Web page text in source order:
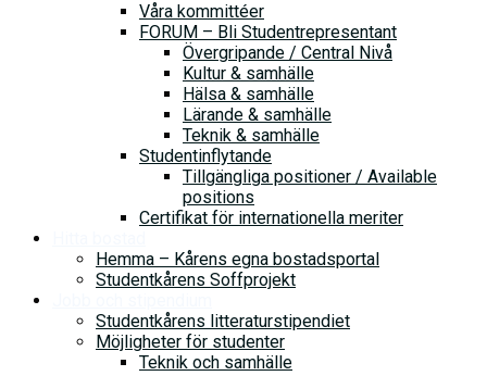
Våra kommittéer
FORUM – Bli Studentrepresentant
Övergripande / Central Nivå
Kultur & samhälle
Hälsa & samhälle
Lärande & samhälle
Teknik & samhälle
Studentinflytande
Tillgängliga positioner / Available
positions
Certifikat för internationella meriter
Hemma – Kårens egna bostadsportal
Studentkårens Soffprojekt
Studentkårens litteraturstipendiet
Möjligheter för studenter
Teknik och samhälle